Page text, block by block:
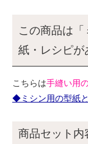
この商品は
紙・レシピが
こちらは手縫い用
◆ミシン用の型紙
商品セット内